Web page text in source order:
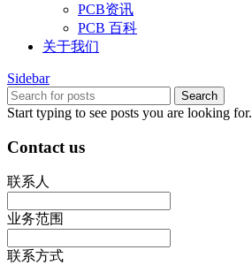
PCB资讯
PCB 百科
关于我们
Sidebar
Search
Start typing to see posts you are looking for.
Contact us
联系人
业务范围
联系方式